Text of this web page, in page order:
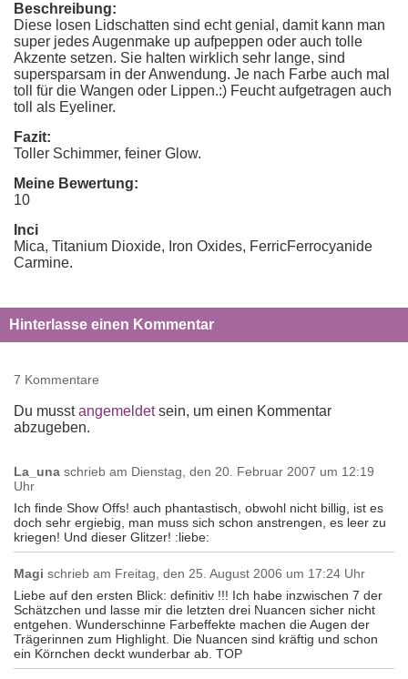
Beschreibung:
Diese losen Lidschatten sind echt genial, damit kann man
super jedes Augenmake up aufpeppen oder auch tolle
Akzente setzen. Sie halten wirklich sehr lange, sind
supersparsam in der Anwendung. Je nach Farbe auch mal
toll für die Wangen oder Lippen.:) Feucht aufgetragen auch
toll als Eyeliner.
Fazit:
Toller Schimmer, feiner Glow.
Meine Bewertung:
10
Inci
Mica, Titanium Dioxide, Iron Oxides, FerricFerrocyanide
Carmine.
Hinterlasse einen Kommentar
7 Kommentare
Du musstangemeldetsein, um einen Kommentar
abzugeben.
La_una schrieb am Dienstag, den 20. Februar 2007 um 12:19
Uhr
Ich finde Show Offs! auch phantastisch, obwohl nicht billig, ist es
doch sehr ergiebig, man muss sich schon anstrengen, es leer zu
kriegen! Und dieser Glitzer! :liebe:
Magi schrieb am Freitag, den 25. August 2006 um 17:24 Uhr
Liebe auf den ersten Blick: definitiv !!! Ich habe inzwischen 7 der
Schätzchen und lasse mir die letzten drei Nuancen sicher nicht
entgehen. Wunderschinne Farbeffekte machen die Augen der
Trägerinnen zum Highlight. Die Nuancen sind kräftig und schon
ein Körnchen deckt wunderbar ab. TOP